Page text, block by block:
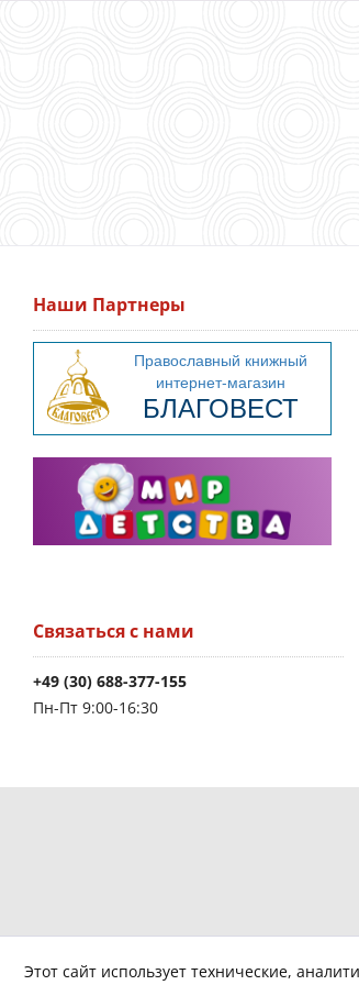
Наши Партнеры
Связаться с нами
+49 (30) 688-377-155
Пн-Пт 9:00-16:30
Этот сайт использует технические,